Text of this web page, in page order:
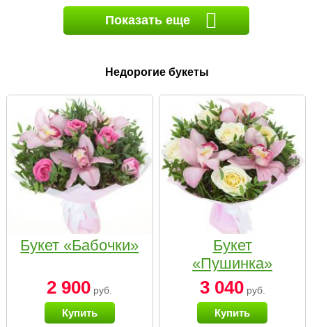
Показать еще
Недорогие букеты
Букет «Бабочки»
2 900 руб.
Купить
Букет
«Пушинка»
3 040руб.
Купить